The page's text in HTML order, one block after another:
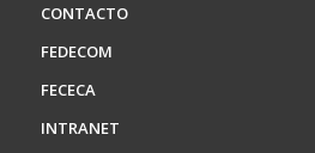
CONTACTO
FEDECOM
FECECA
INTRANET